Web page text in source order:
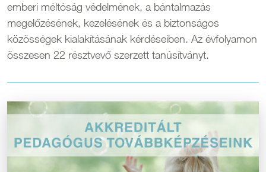
emberi méltóság védelmének, a bántalmazás
megelőzésének, kezelésének és a biztonságos
közösségek kialakításának kérdéseiben. Az évfolyamon
összesen 22 résztvevő szerzett tanúsítványt.
Kép